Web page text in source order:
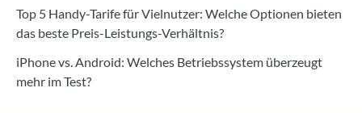
Top 5 Handy-Tarife für Vielnutzer: Welche Optionen bieten
das beste Preis-Leistungs-Verhältnis?
iPhone vs. Android: Welches Betriebssystem überzeugt
mehr im Test?